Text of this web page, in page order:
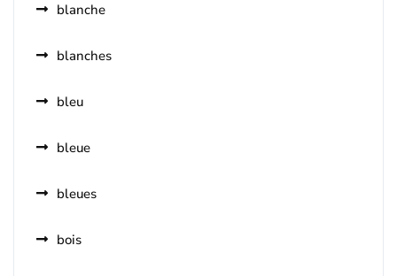
blanche
blanches
bleu
bleue
bleues
bois